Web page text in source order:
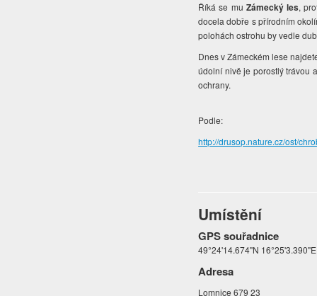
Říká se mu Zámecký les,
docela dobře s přírodním
polohách ostrohu by vedle
Dnes v Zámeckém lese
údolní nivě je porostlý trávou
ochrany.
Podle:
http://drusop.nature.cz/ost/
Umístění
GPS souřadnice
49°24'14.674"N 16°25'3.390"E
Adresa
Lomnice 679 23